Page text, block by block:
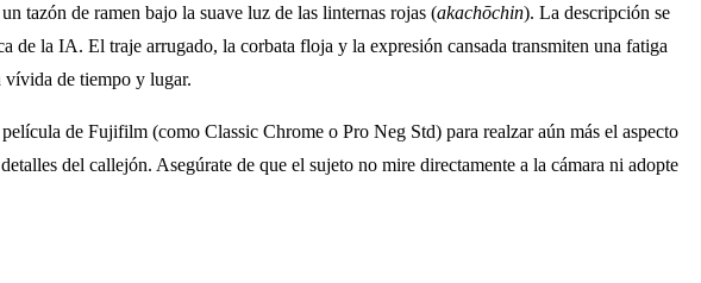
tazón de ramen bajo la suave luz de las linternas rojas (akachōchin). La descripción se
la IA. El traje arrugado, la corbata floja y la expresión cansada transmiten una fatiga
vívida de tiempo y lugar.
de Fujifilm (como Classic Chrome o Pro Neg Std) para realzar aún más el aspecto
del callejón. Asegúrate de que el sujeto no mire directamente a la cámara ni adopte